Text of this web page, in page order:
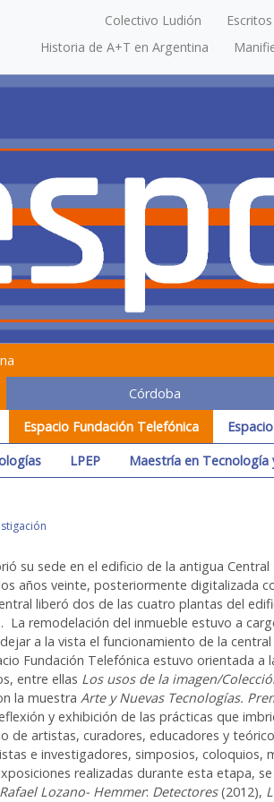
Colectivo Ludión Escritos
Historia de A+T en Argentina
Córdoba
Espacio Fundación Telefónica
LPEP Maestría en Tecnología
su sede en el edificio de la antigua
años veinte, posteriormente digitalizada
liberó dos de las cuatro plantas del
La remodelación del inmueble estuvo a
a la vista el funcionamiento de la
Fundación Telefónica estuvo orientada
entre ellas Los usos de la imagen/
la muestra Arte y Nuevas Tecnologías.
y exhibición de las prácticas que
de artistas, curadores, educadores y
e investigadores, simposios, coloquios,
realizadas durante esta etapa,
Rafael Lozano- Hemmer: Detectores(2012),